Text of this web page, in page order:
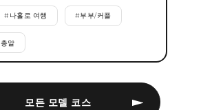
모든 모델 코스
# 나홀로 여행 #부부/커플
총알